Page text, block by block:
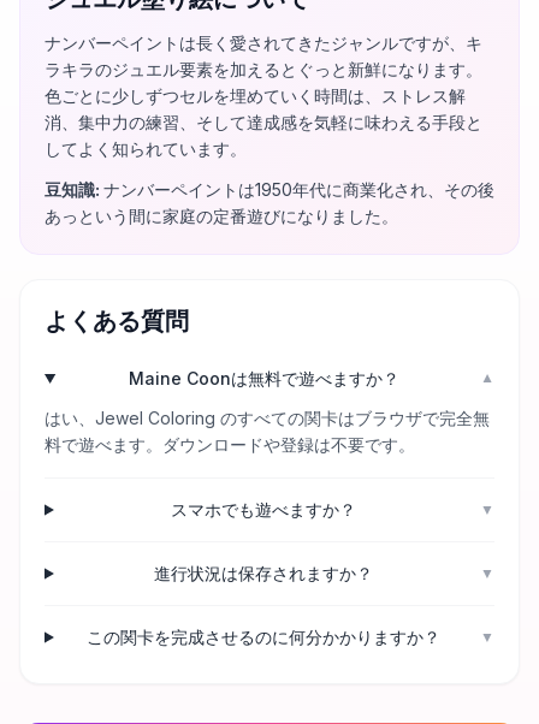
ナンバーペイントは長く愛されてきたジャンルですが、キ
ラキラのジュエル要素を加えるとぐっと新鮮になります。
色ごとに少しずつセルを埋めていく時間は、ストレス解
消、集中力の練習、そして達成感を気軽に味わえる手段と
してよく知られています。
豆知識: ナンバーペイントは1950年代に商業化され、その後
あっという間に家庭の定番遊びになりました。
よくある質問
Maine Coonは無料で遊べますか？ ▼
はい、Jewel Coloring のすべての関卡はブラウザで完全無
料で遊べます。ダウンロードや登録は不要です。
スマホでも遊べますか？ ▼
進行状況は保存されますか？ ▼
この関卡を完成させるのに何分かかりますか？ ▼